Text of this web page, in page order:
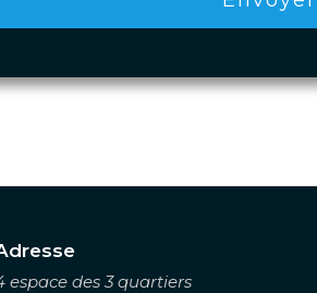
espace des 3 quartiers